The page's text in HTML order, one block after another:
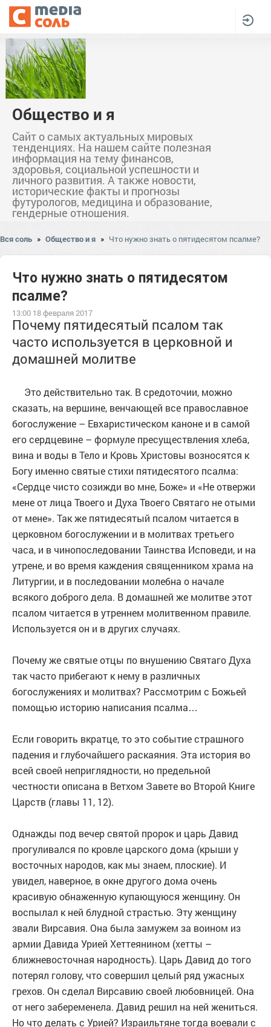
Общество и я
Сайт о самых актуальных мировых
тенденциях. На нашем сайте полезная
информация на тему финансов,
здоровья, социальной успешности и
личного развития. А также новости,
исторические факты и прогнозы
футурологов, медицина и образование,
гендерные отношения.
Вся соль » Общество и я » Что нужно знать о пятидесятом псалме?
Что нужно знать о пятидесятом
псалме?
13:00 18 февраля 2017
Почему пятидесятый псалом так
часто используется в церковной и
домашней молитве
Это действительно так. В средоточии, можно
сказать, на вершине, венчающей все православное
богослужение – Евхаристическом каноне и в самой
его сердцевине – формуле пресуществления хлеба,
вина и воды в Тело и Кровь Христовы возносятся к
Богу именно святые стихи пятидесятого псалма:
«Сердце чисто созижди во мне, Боже» и «Не отвержи
мене от лица Твоего и Духа Твоего Святаго не отыми
от мене». Так же пятидесятый псалом читается в
церковном богослужении и в молитвах третьего
часа, и в чинопоследовании Таинства Исповеди, и на
утрене, и во время каждения священником храма на
Литургии, и в последовании молебна о начале
всякого доброго дела. В домашней же молитве этот
псалом читается в утреннем молитвенном правиле.
Используется он и в других случаях.
Почему же святые отцы по внушению Святаго Духа
так часто прибегают к нему в различных
богослужениях и молитвах? Рассмотрим с Божьей
помощью историю написания псалма…
Если говорить вкратце, то это событие страшного
падения и глубочайшего раскаяния. Эта история во
всей своей неприглядности, но предельной
честности описана в Ветхом Завете во Второй Книге
Царств (главы 11, 12).
Однажды под вечер святой пророк и царь Давид
прогуливался по кровле царского дома (крыши у
восточных народов, как мы знаем, плоские). И
увидел, наверное, в окне другого дома очень
красивую обнаженную купающуюся женщину. Он
воспылал к ней блудной страстью. Эту женщину
звали Вирсавия. Она была замужем за воином из
армии Давида Урией Хеттеянином (хетты –
ближневосточная народность). Царь Давид до того
потерял голову, что совершил целый ряд ужасных
грехов. Он сделал Вирсавию своей любовницей. Она
от него забеременела. Давид решил на ней жениться.
Но что делать с Урией? Израильтяне тогда воевали с